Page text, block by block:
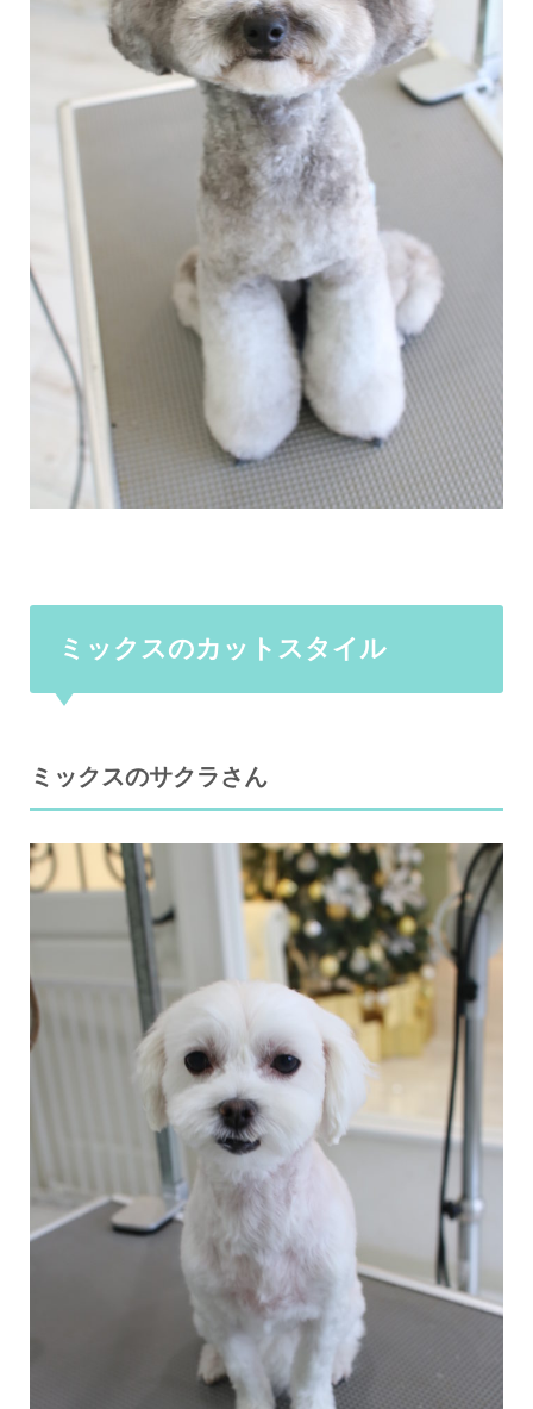
ミックスのカットスタイル
ミックスのサクラさん